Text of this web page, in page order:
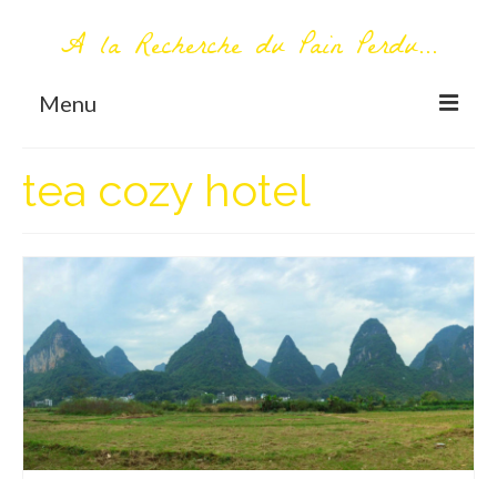
A la Recherche du Pain Perdu...
Menu
Première visite – A propos
Me contacter
AUTOUR DU MONDE
AFRIQUE
La Réunion
AMERIQUE DU SUD
tea cozy hotel